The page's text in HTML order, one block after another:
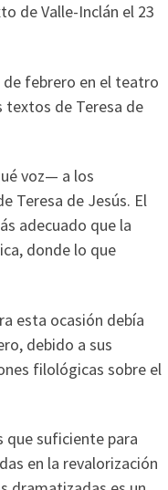
de Valle-Inclán el 23
de febrero en el teatro
textos de Teresa de
voz— a los
Teresa de Jesús. El
adecuado que la
donde lo que
esta ocasión debía
debido a sus
filológicas sobre el
que suficiente para
en la revalorización